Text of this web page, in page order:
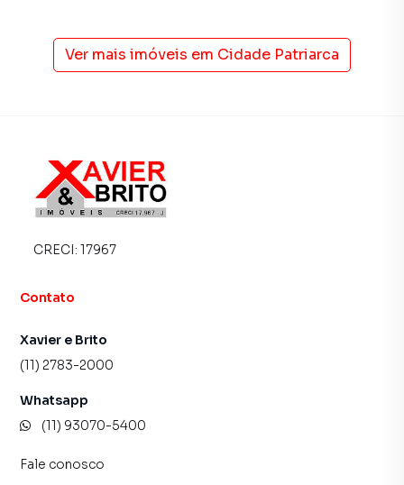
Ver mais imóveis em Cidade Patriarca
CRECI: 17967
Contato
Xavier e Brito
(11) 2783-2000
Whatsapp
(11) 93070-5400
Fale conosco